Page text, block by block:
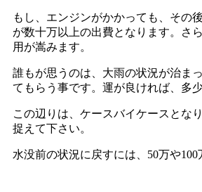
もし、エンジンがかかっても、その
が数十万以上の出費となります。さ
用が嵩みます。
誰もが思うのは、大雨の状況が治ま
てもらう事です。運が良ければ、多
この辺りは、ケースバイケースとな
捉えて下さい。
水没前の状況に戻すには、50万や